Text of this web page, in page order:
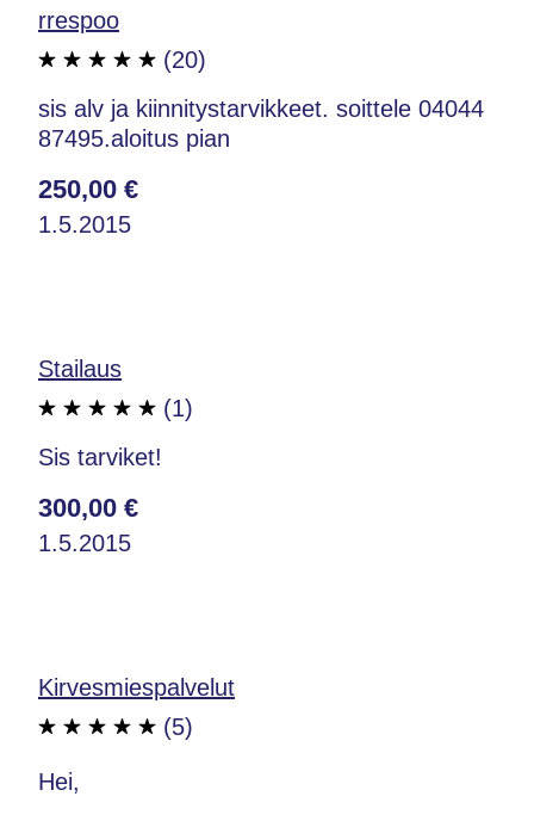
rrespoo
(20)
sis alv ja kiinnitystarvikkeet. soittele 04044
87495.aloitus pian
250,00 €
1.5.2015
Stailaus
(1)
Sis tarviket!
300,00 €
1.5.2015
Kirvesmiespalvelut
(5)
Hei,